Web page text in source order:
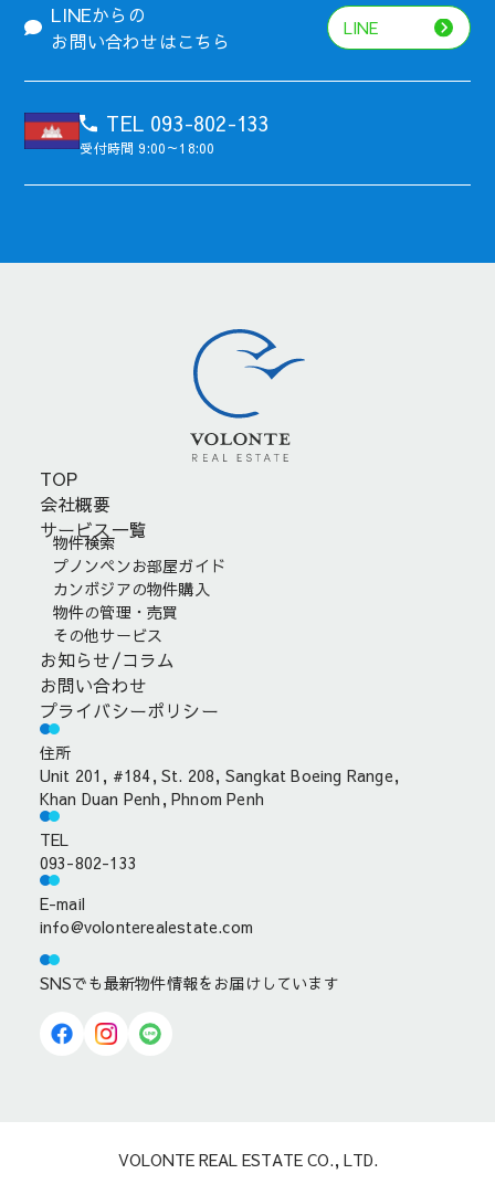
LINEからの
お問い合わせはこちら
LINE
TEL 093-802-133
受付時間 9:00～18:00
住所
Unit 201, #184, St. 208, Sangkat Boeing Range,
Khan Duan Penh, Phnom Penh
TEL
093-802-133
E-mail
info@volonterealestate.com
SNSでも最新物件情報をお届けしています
TOP
会社概要
サービス一覧
物件検索
プノンペンお部屋ガイド
カンボジアの物件購入
物件の管理・売買
その他サービス
お知らせ/コラム
お問い合わせ
プライバシーポリシー
VOLONTE REAL ESTATE CO., LTD.